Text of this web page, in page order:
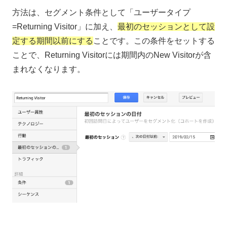
方法は、セグメント条件として「ユーザータイプ
=Returning Visitor」に加え、 最初のセッションとして設
定する期間以前にする ことです。この条件をセットする
ことで、Returning Visitorには期間内のNew Visitorが含
まれなくなります。